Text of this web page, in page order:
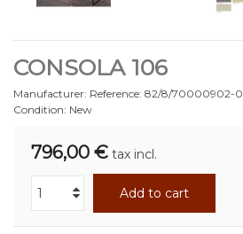
CONSOLA 106
Manufacturer: Reference: 82/8/70000902-0
Condition: New
796,00 € tax incl.
Add to cart